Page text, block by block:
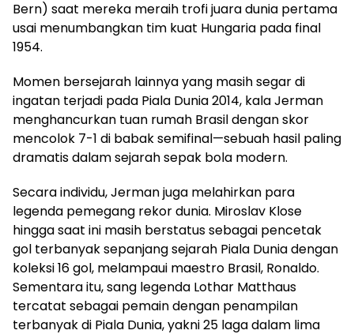
Bern) saat mereka meraih trofi juara dunia pertama
usai menumbangkan tim kuat Hungaria pada final
1954.
Momen bersejarah lainnya yang masih segar di
ingatan terjadi pada Piala Dunia 2014, kala Jerman
menghancurkan tuan rumah Brasil dengan skor
mencolok 7-1 di babak semifinal—sebuah hasil paling
dramatis dalam sejarah sepak bola modern.
Secara individu, Jerman juga melahirkan para
legenda pemegang rekor dunia. Miroslav Klose
hingga saat ini masih berstatus sebagai pencetak
gol terbanyak sepanjang sejarah Piala Dunia dengan
koleksi 16 gol, melampaui maestro Brasil, Ronaldo.
Sementara itu, sang legenda Lothar Matthaus
tercatat sebagai pemain dengan penampilan
terbanyak di Piala Dunia, yakni 25 laga dalam lima